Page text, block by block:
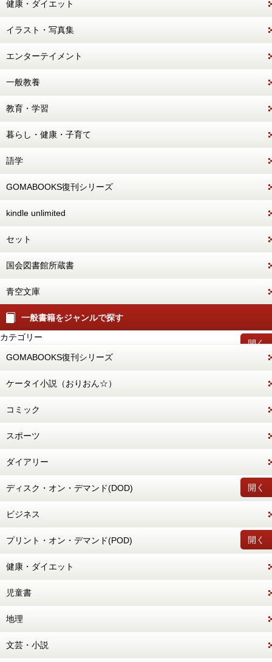
健康・ダイエット
イラスト・写真集
エンターテイメント
一般教養
教育・学習
暮らし・健康・子育て
語学
GOMABOOKS復刊シリーズ
kindle unlimited
セット
国会図書館所蔵書
青空文庫
一般書籍をジャンルで探す
開く
カテゴリー
GOMABOOKS復刊シリーズ
ケータイ小説（おりおん☆）
コミック
スポーツ
ダイアリー
開く
ディスク・オン・デマンド(DOD)
ビジネス
開く
プリント・オン・デマンド(POD)
健康・ダイエット
児童書
地理
文芸・小説